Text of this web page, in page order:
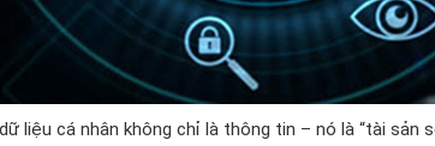
liệu cá nhân không chỉ là thông tin – nó là “tài sản